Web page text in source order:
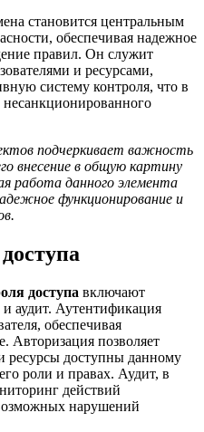
становится центральным
обеспечивая надежное
правил. Он служит
и ресурсами,
систему контроля, что в
подчеркивает важность
внесение в общую картину
работа данного элемента
функционирование и
доступа включают
аудит. Аутентификация
обеспечивая
Авторизация позволяет
ресурсы доступны данному
роли и правах. Аудит, в
действий
нарушений